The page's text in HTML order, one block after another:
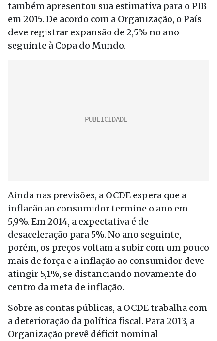
também apresentou sua estimativa para o PIB
em 2015. De acordo com a Organização, o País
deve registrar expansão de 2,5% no ano
seguinte à Copa do Mundo.
Ainda nas previsões, a OCDE espera que a
inflação ao consumidor termine o ano em
5,9%. Em 2014, a expectativa é de
desaceleração para 5%. No ano seguinte,
porém, os preços voltam a subir com um pouco
mais de força e a inflação ao consumidor deve
atingir 5,1%, se distanciando novamente do
centro da meta de inflação.
Sobre as contas públicas, a OCDE trabalha com
a deterioração da política fiscal. Para 2013, a
Organização prevê déficit nominal